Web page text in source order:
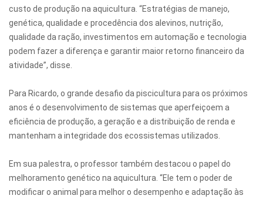
custo de produção na aquicultura. “Estratégias de manejo,
genética, qualidade e procedência dos alevinos, nutrição,
qualidade da ração, investimentos em automação e tecnologia
podem fazer a diferença e garantir maior retorno financeiro da
atividade”, disse.
Para Ricardo, o grande desafio da piscicultura para os próximos
anos é o desenvolvimento de sistemas que aperfeiçoem a
eficiência de produção, a geração e a distribuição de renda e
mantenham a integridade dos ecossistemas utilizados.
Em sua palestra, o professor também destacou o papel do
melhoramento genético na aquicultura. “Ele tem o poder de
modificar o animal para melhor o desempenho e adaptação às